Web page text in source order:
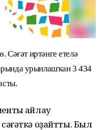
Сәғәт иртәнге етелә
урынлашҡан 3 434
һайлау
оҙайтты. Был